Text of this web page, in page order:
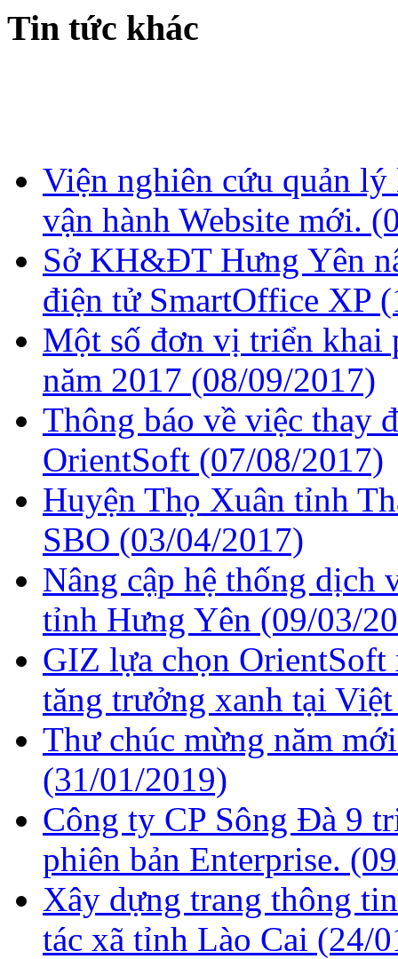
Tin tức khác
Viện nghiên cứu quản
vận hành Website mới.
Sở KH&ĐT Hưng Yên
điện tử SmartOffice XP
Một số đơn vị triển khai
năm 2017 (08/09/2017)
Thông báo về việc thay
OrientSoft (07/08/2017)
Huyện Thọ Xuân tỉnh
SBO (03/04/2017)
Nâng cập hệ thống dịch
tỉnh Hưng Yên (09/03/
GIZ lựa chọn
tăng trưởng xanh tại
Thư chúc mừng năm
(31/01/2019)
Công ty CP Sông Đà 9
phiên bản Enterprise.
Xây dựng trang thông
tác xã tỉnh Lào Cai (24/